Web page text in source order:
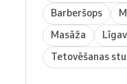
Barberšops
Masāža
Tetovēšanas